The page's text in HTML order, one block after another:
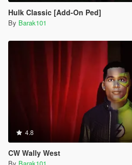
Hulk Classic [Add-On Ped]
By Barak101
4.8
CW Wally West